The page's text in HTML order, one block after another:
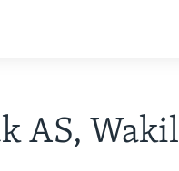
AS, Wakil